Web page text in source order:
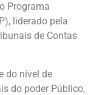
Programa
liderado pela
de Contas
do nível de
do poder Público,